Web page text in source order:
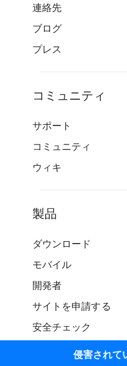
侵害されて
連絡先
ブログ
プレス
コミュニティ
サポート
コミュニティ
ウィキ
製品
ダウンロード
モバイル
開発者
サイトを申請する
安全チェック